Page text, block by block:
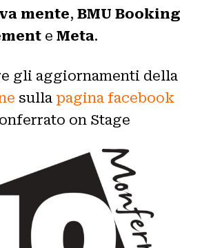
mente, BMU Booking
e Meta.
gli aggiornamenti della
sulla pagina facebook
on Stage